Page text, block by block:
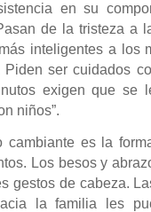
en su
de la tristeza a
inteligentes a los
Piden ser cuidados
exigen que se
niños”.
cambiante es la
Los besos y
gestos de cabeza.
la familia les